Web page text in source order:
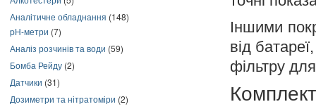
Аналітичне обладнання (148)
pH-метри (7)
Аналіз розчинів та води (59)
Бомба Рейду (2)
Датчики (31)
Дозиметри та нітратоміри (2)
Іншими
від
фільтру